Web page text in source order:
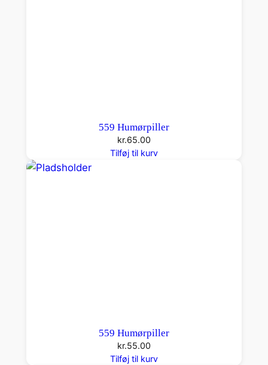
559 Humørpiller
kr.65.00
Tilføj til kurv
559 Humørpiller
kr.55.00
Tilføj til kurv